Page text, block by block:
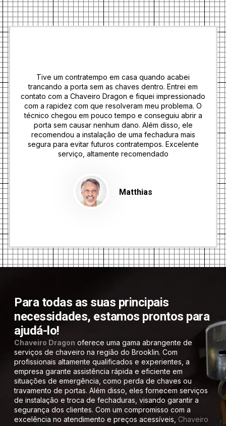
Tive um contratempo em casa quando acabei
trancando a porta sem as chaves dentro. Entrei em
contato com a Chaveiro Dragon e fiquei impressionado
com a rapidez com que resolveram meu problema. O
técnico chegou em pouco tempo e conseguiu abrir a
porta sem causar nenhum dano. Além disso, ele
recomendou a instalação de uma fechadura mais
segura para evitar futuros contratempos. Excelente
serviço, altamente recomendado
Matthias
Para todas as suas principais
necessidades, estamos prontos para
ajudá-lo!
Chaveiro Dragon oferece uma gama abrangente de
serviços de chaveiro na região do Brooklin. Com
profissionais altamente qualificados e experientes, a
empresa garante assistência rápida e eficiente em
situações de emergência, como perda de chaves ou
travamento de portas. Além disso, eles fornecem serviços
de instalação e troca de fechaduras, visando garantir a
segurança dos clientes. Com um compromisso com a
excelência no atendimento e preços acessíveis, Chaveiro